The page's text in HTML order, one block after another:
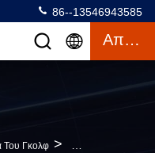
86--13546943585
Απόσπασμα
Του Γκολφ > Ηλεκτρική Τάση